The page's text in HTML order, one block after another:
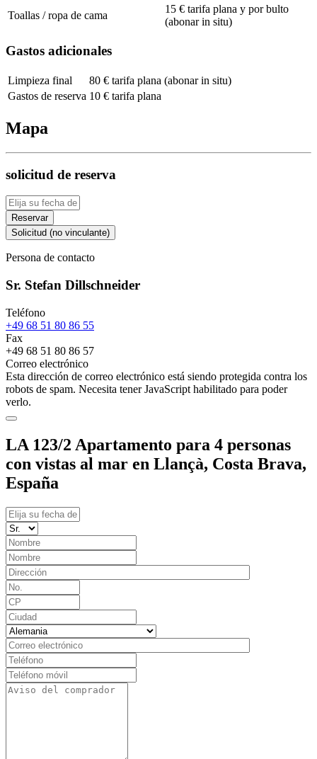
Toallas / ropa de cama
15 € tarifa plana y por bulto
(abonar in situ)
Gastos adicionales
Limpieza final
80 € tarifa plana (abonar in situ)
Gastos de reserva 10 € tarifa plana
Mapa
solicitud de reserva
Reservar
Solicitud (no vinculante)
Persona de contacto
Sr. Stefan Dillschneider
Teléfono
+49 68 51 80 86 55
Fax
+49 68 51 80 86 57
Correo electrónico
Esta dirección de correo electrónico está siendo protegida contra los
robots de spam. Necesita tener JavaScript habilitado para poder
verlo.
LA 123/2 Apartamento para 4 personas
con vistas al mar en Llançà, Costa Brava,
España